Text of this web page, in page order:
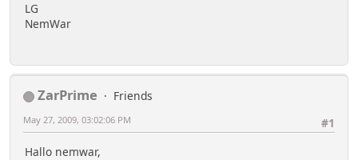
LG
NemWar
ZarPrime
Friends
#1
May 27, 2009, 03:02:06 PM
Hallo nemwar,